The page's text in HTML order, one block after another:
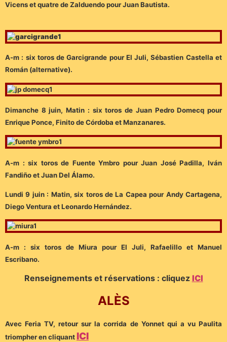
Vicens et quatre de Zalduendo pour Juan Bautista.
A-m : six toros de Garcigrande pour El Juli, Sébastien Castella et
Román (alternative).
Dimanche 8 juin, Matin : six toros de Juan Pedro Domecq pour
Enrique Ponce, Finito de Córdoba et Manzanares.
A-m : six toros de Fuente Ymbro pour Juan José Padilla, Iván
Fandiño et Juan Del Álamo.
Lundi 9 juin : Matin, six toros de La Capea pour Andy Cartagena,
Diego Ventura et Leonardo Hernández.
A-m : six toros de Miura pour El Juli, Rafaelillo et Manuel
Escribano.
Renseignements et réservations : cliquez ICI
ALÈS
Avec Feria TV, retour sur la corrida de Yonnet qui a vu Paulita
triompher en cliquant ICI